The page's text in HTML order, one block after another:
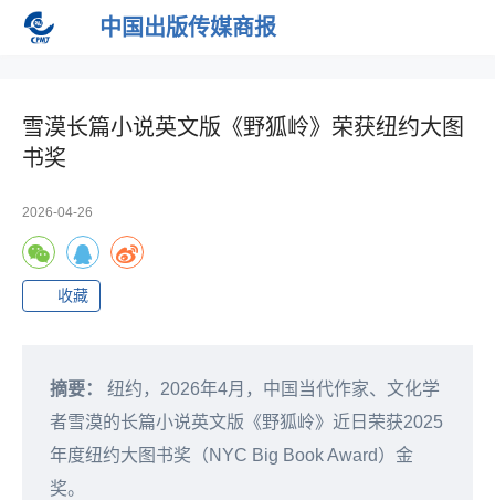
中国出版传媒商报
雪漠长篇小说英文版《野狐岭》荣获纽约大图
书奖
2026-04-26
收藏
摘要：
纽约，2026年4月，中国当代作家、文化学
者雪漠的长篇小说英文版《野狐岭》近日荣获2025
年度纽约大图书奖（NYC Big Book Award）金
奖。